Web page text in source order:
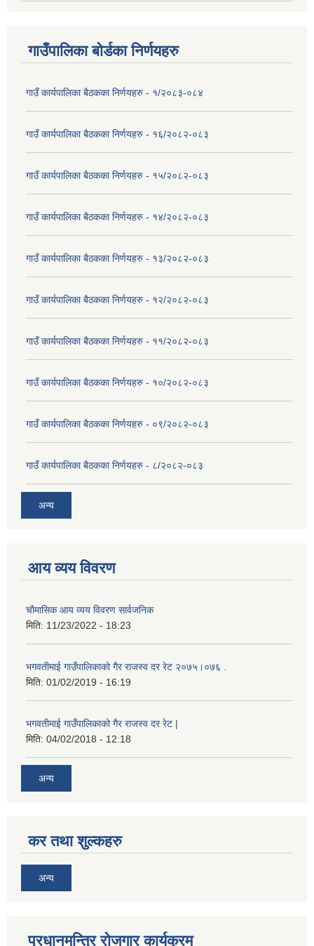
गाउँपालिका बोर्डका निर्णयहरु
गाउँ कार्यपालिका बैठकका निर्णयहरु - १/२०८३-०८४
गाउँ कार्यपालिका बैठकका निर्णयहरु - १६/२०८२-०८३
गाउँ कार्यपालिका बैठकका निर्णयहरु - १५/२०८२-०८३
गाउँ कार्यपालिका बैठकका निर्णयहरु - १४/२०८२-०८३
गाउँ कार्यपालिका बैठकका निर्णयहरु - १३/२०८२-०८३
गाउँ कार्यपालिका बैठकका निर्णयहरु - १२/२०८२-०८३
गाउँ कार्यपालिका बैठकका निर्णयहरु - ११/२०८२-०८३
गाउँ कार्यपालिका बैठकका निर्णयहरु - १०/२०८२-०८३
गाउँ कार्यपालिका बैठकका निर्णयहरु - ०९/२०८२-०८३
गाउँ कार्यपालिका बैठकका निर्णयहरु - ८/२०८२-०८३
अन्य
आय व्यय विवरण
चाैमासिक आय व्यय विवरण सार्वजनिक
मिति: 11/23/2022 - 18:23
भगवतीमाई गाउँपालिकाको गैर राजस्व दर रेट २०७५।०७६ .
मिति: 01/02/2019 - 16:19
भगवतीमाई गाउँपालिकाको गैर राजस्व दर रेट |
मिति: 04/02/2018 - 12:18
अन्य
कर तथा शुल्कहरु
अन्य
प्रधानमन्त्रि रोजगार कार्यक्रम